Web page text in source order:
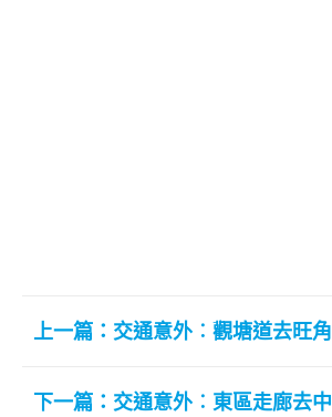
上一篇：交通意外︰觀塘道去旺
下一篇：交通意外︰東區走廊去